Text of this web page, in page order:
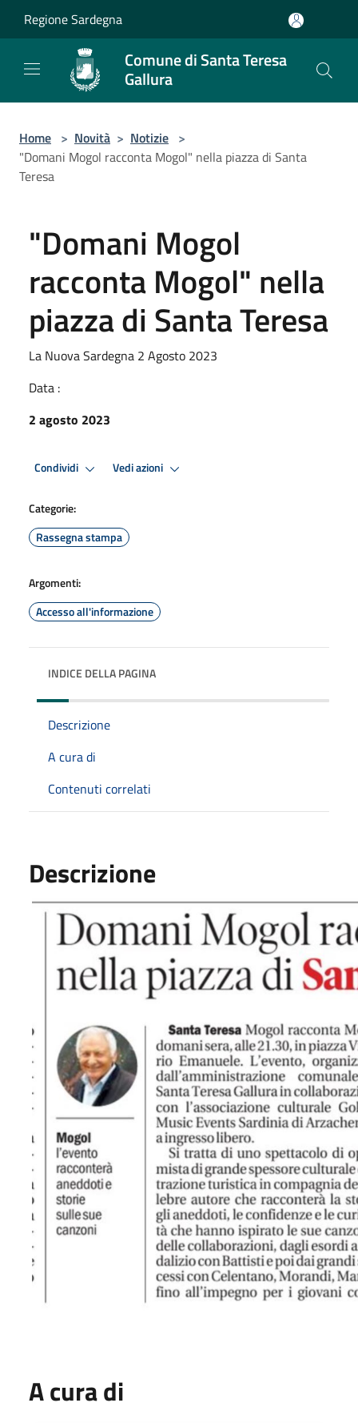
Regione Sardegna
Comune di Santa Teresa
Gallura
Home > Novità > Notizie >
"Domani Mogol racconta Mogol" nella piazza di Santa
Teresa
"Domani Mogol
racconta Mogol" nella
piazza di Santa Teresa
La Nuova Sardegna 2 Agosto 2023
Data :
2 agosto 2023
Condividi Vedi azioni
Categorie:
Rassegna stampa
Argomenti:
Accesso all'informazione
INDICE DELLA PAGINA
Descrizione
A cura di
Contenuti correlati
Descrizione
A cura di